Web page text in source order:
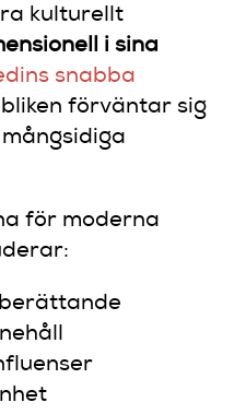
kulturellt
i sina
snabba
förväntar sig
för moderna